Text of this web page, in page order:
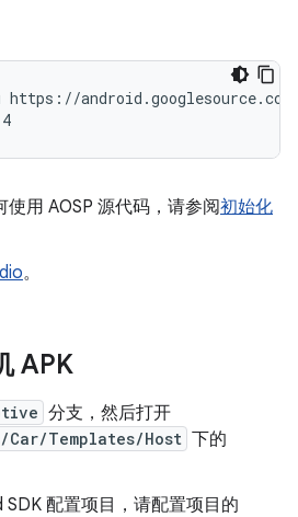
用 AOSP 源代码，请参阅初始化
。
APK
分支，然后打开
Car/Templates/Host 下的
SDK 配置项目，请配置项目的